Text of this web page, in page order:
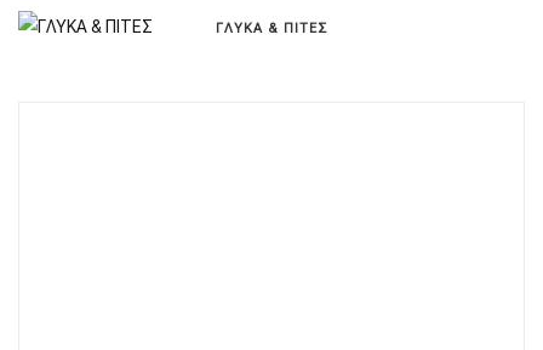
ΓΛΥΚΑ & ΠΙΤΕΣ